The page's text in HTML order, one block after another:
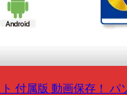
付属版 動画保存！ パ